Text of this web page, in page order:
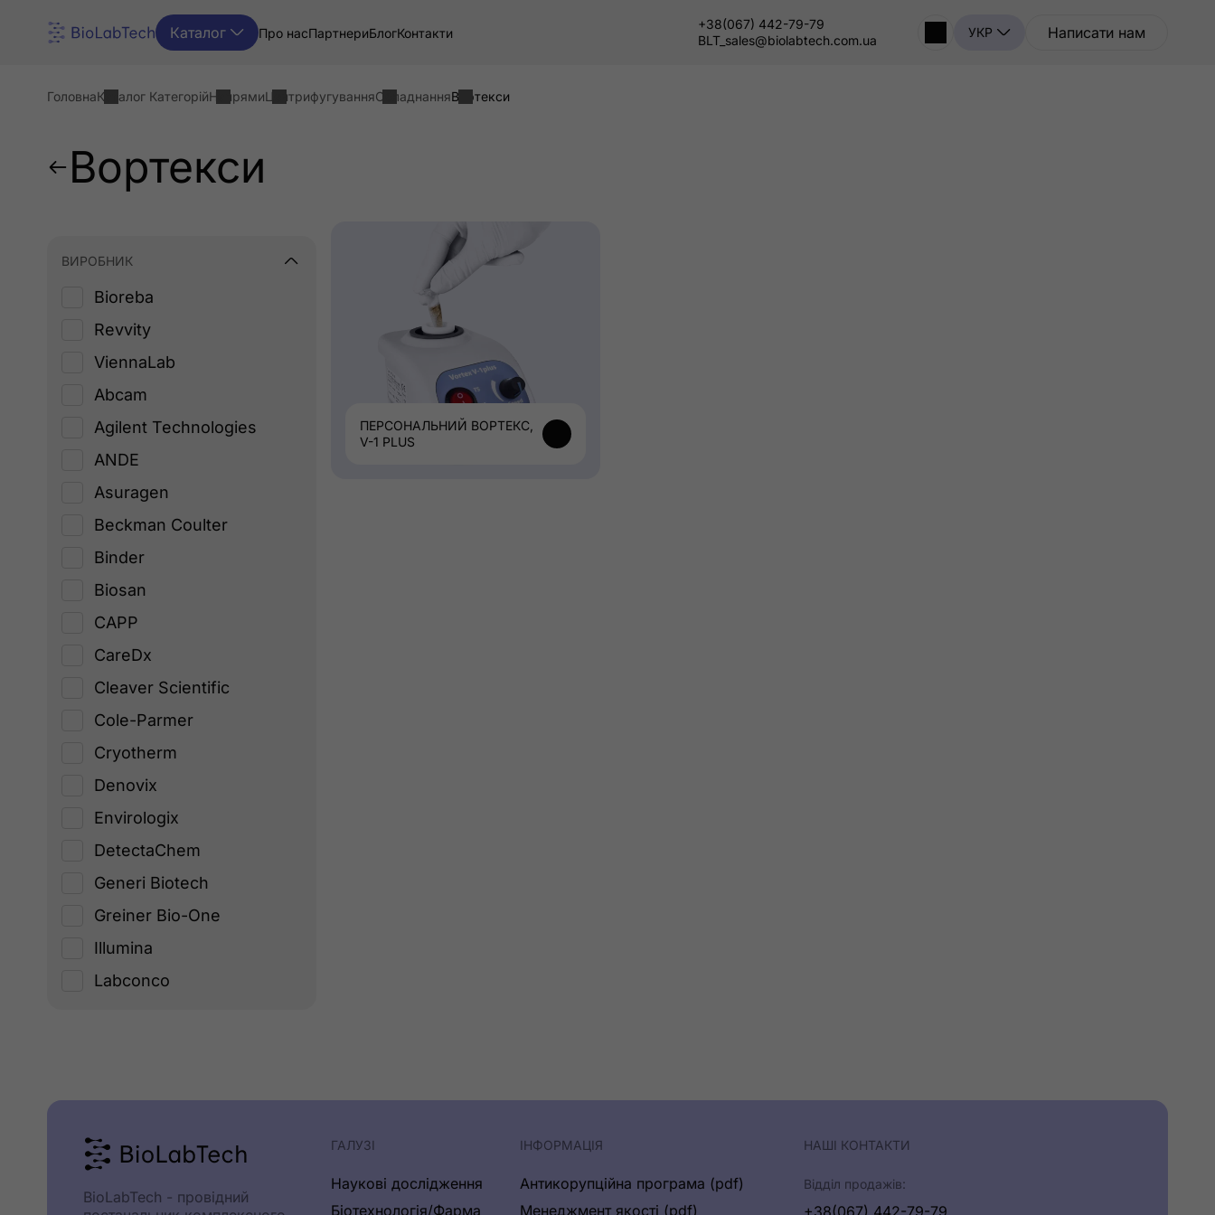
Каталог Про насПартнериБлогКонтакти
+38(067) 442-79-79
BLT_sales@biolabtech.com.ua
УКР Написати нам
ГоловнаКаталог КатегорійНапрямиЦентрифугуванняОбладнанняВортекси
Вортекси
ВИРОБНИК
Bioreba
Revvity
ViennaLab
Abcam
Agilent Technologies
ANDE
Asuragen
Beckman Coulter
Binder
Biosan
CAPP
CareDx
Cleaver Scientific
Cole-Parmer
Cryotherm
Denovix
Envirologix
DetectaChem
Generi Biotech
Greiner Bio-One
Illumina
Labconco
Origen
Planer PLС
ПЕРСОНАЛЬНИЙ ВОРТЕКС,
V-1 PLUS
BioLabTech - провідний
ГАЛУЗІ
Наукові дослідження
Біотехнологія/Фарма
ІНФОРМАЦІЯ
Антикорупційна програма (pdf)
Менеджмент якості (pdf)
НАШІ КОНТАКТИ
Відділ продажів:
+38(067) 442-79-79